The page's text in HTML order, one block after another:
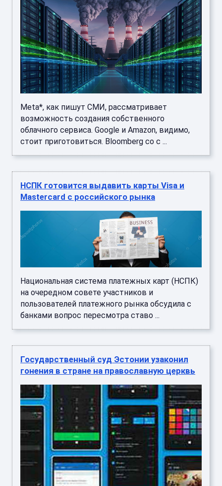
Meta*, как пишут СМИ, рассматривает
возможность создания собственного
облачного сервиса. Google и Amazon, видимо,
стоит приготовиться. Bloomberg со с ...
НСПК готовится выдавить карты Visa и
Mastercard с российского рынка
Национальная система платежных карт (НСПК)
на очередном совете участников и
пользователей платежного рынка обсудила с
банками вопрос пересмотра ставо ...
Государственный суд Эстонии узаконил
гонения в стране на православную церквь